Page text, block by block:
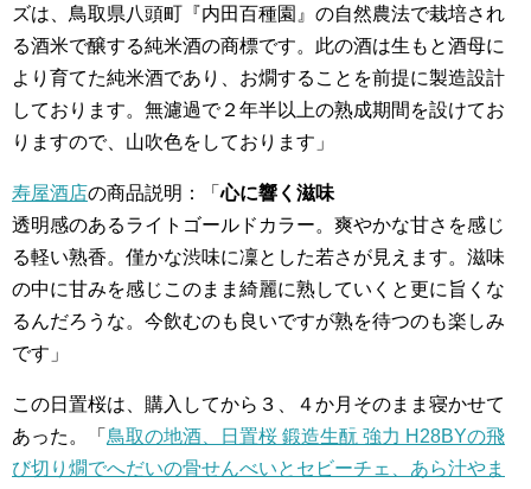
ズは、鳥取県八頭町『内田百種園』の自然農法で栽培され
る酒米で醸する純米酒の商標です。此の酒は生もと酒母に
より育てた純米酒であり、お燗することを前提に製造設計
しております。無濾過で２年半以上の熟成期間を設けてお
りますので、山吹色をしております」
寿屋酒店の商品説明：「心に響く滋味
透明感のあるライトゴールドカラー。爽やかな甘さを感じ
る軽い熟香。僅かな渋味に凜とした若さが見えます。滋味
の中に甘みを感じこのまま綺麗に熟していくと更に旨くな
るんだろうな。今飲むのも良いですが熟を待つのも楽しみ
です」
この日置桜は、購入してから３、４か月そのまま寝かせて
あった。「 鳥取の地酒、日置桜 鍛造生酛 強力 H28BYの飛
び切り燗でへだいの骨せんべいとセビーチェ、あら汁やま